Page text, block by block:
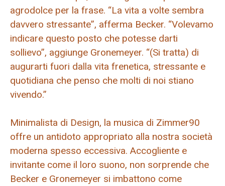
agrodolce per la frase. “La vita a volte sembra
davvero stressante”, afferma Becker. “Volevamo
indicare questo posto che potesse darti
sollievo”, aggiunge Gronemeyer. “(Si tratta) di
augurarti fuori dalla vita frenetica, stressante e
quotidiana che penso che molti di noi stiano
vivendo.”
Minimalista di Design, la musica di Zimmer90
offre un antidoto appropriato alla nostra società
moderna spesso eccessiva. Accogliente e
invitante come il loro suono, non sorprende che
Becker e Gronemeyer si imbattono come